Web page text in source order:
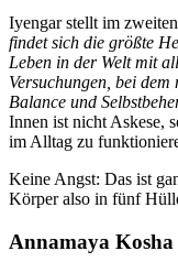
Iyengar stellt im
findet sich die größte
Leben in der Welt mit
Versuchungen, bei
Balance und
Innen ist nicht Askese,
im Alltag zu
Keine Angst: Das ist
Körper also in fünf
Annamaya Kosha